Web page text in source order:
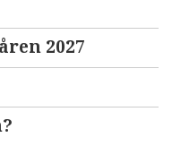
2027